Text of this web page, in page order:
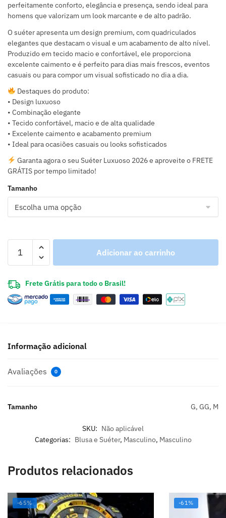
perfeitamente conforto, elegância e presença, sendo ideal para
homens que valorizam um look marcante e de alto padrão.
O suéter apresenta um design premium, com quadriculados
elegantes que destacam o visual e um acabamento de alto nível.
Produzido em tecido macio e confortável, ele proporciona
excelente caimento e é perfeito para dias mais frescos, eventos
casuais ou para compor um visual sofisticado no dia a dia.
Destaques do produto:
• Design luxuoso
• Combinação elegante
• Tecido confortável, macio e de alta qualidade
• Excelente caimento e acabamento premium
• Ideal para ocasiões casuais ou looks sofisticados
Garanta agora o seu Suéter Luxuoso 2026 e aproveite o FRETE
GRÁTIS por tempo limitado!
Tamanho
Adicionar ao carrinho
Frete Grátis para todo o Brasil!
Informação adicional
Avaliações 0
Tamanho G, GG, M
SKU: Não aplicável
Categorias: Blusa e Suéter, Masculino, Masculino
Produtos relacionados
-65% -61%